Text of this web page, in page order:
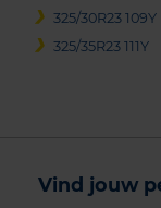
325/30R23
325/35R23 111Y
Vind jouw